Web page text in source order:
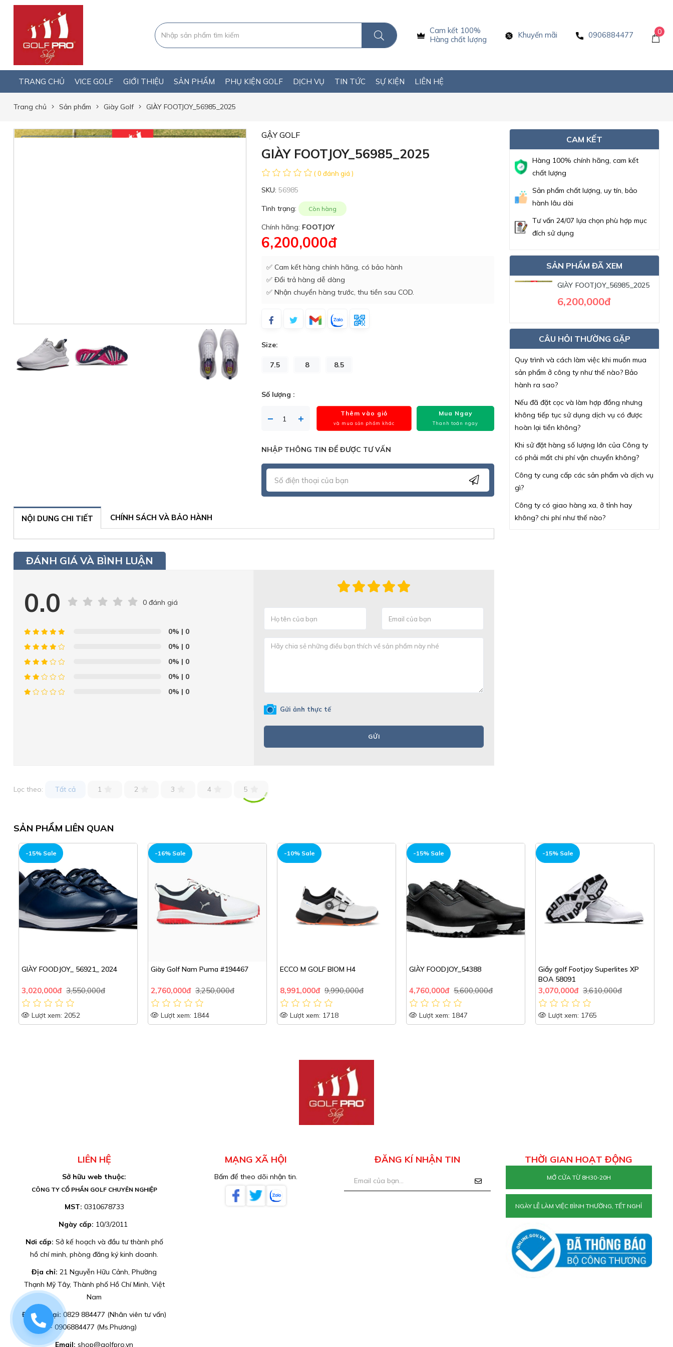
Cam kết 100%
Hàng chất lượng
Khuyến mãi 0906884477 0
TRANG CHỦ VICE GOLF GIỚI THIỆU SẢN PHẨM PHỤ KIỆN GOLF DỊCH VỤ TIN TỨC SỰ KIỆN LIÊN HỆ
Trang chủ Sản phẩm Giày Golf GIÀY FOOTJOY_56985_2025
GẬY GOLF
GIÀY FOOTJOY_56985_2025
( 0 đánh giá )
SKU: 56985
Tình trạng: Còn hàng
Chính hãng: FOOTJOY
6,200,000đ
✅ Cam kết hàng chính hãng, có bảo hành
✅ Đổi trả hàng dễ dàng
✅ Nhận chuyển hàng trước, thu tiền sau COD.
Size:
7.5 8 8.5
Số lượng :
Thêm vào giỏ
và mua sản phẩm khác
Mua Ngay
Thanh toán ngay
NHẬP THÔNG TIN ĐỂ ĐƯỢC TƯ VẤN
NỘI DUNG CHI TIẾT CHÍNH SÁCH VÀ BẢO HÀNH
ĐÁNH GIÁ VÀ BÌNH LUẬN
0.0 0 đánh giá
0% | 0
0% | 0
0% | 0
0% | 0
0% | 0
Gửi ảnh thực tế
GỬI
Lọc theo: Tất cả 1 2 3 4 5
CAM KẾT
Hàng 100% chính hãng, cam kết
chất lượng
Sản phẩm chất lượng, uy tín, bảo
hành lâu dài
Tư vấn 24/07 lựa chọn phù hợp mục
đích sử dụng
SẢN PHẨM ĐÃ XEM
GIÀY FOOTJOY_56985_2025
6,200,000đ
CÂU HỎI THƯỜNG GẶP
Quy trình và cách làm việc khi muốn mua
sản phẩm ở công ty như thế nào? Bảo
hành ra sao?
Nếu đã đặt cọc và làm hợp đồng nhưng
không tiếp tục sử dụng dịch vụ có được
hoàn lại tiền không?
Khi sử đặt hàng số lượng lớn của Công ty
có phải mất chi phí vận chuyển không?
Công ty cung cấp các sản phẩm và dịch vụ
gì?
Công ty có giao hàng xa, ở tỉnh hay
không? chi phí như thế nào?
SẢN PHẨM LIÊN QUAN
-16% Sale
Giày Golf Nam Puma #194467
2,760,000đ 3,250,000đ
Lượt xem: 1844
-10% Sale
ECCO M GOLF BIOM H4
8,991,000đ 9,990,000đ
Lượt xem: 1718
-15% Sale
GIÀY FOODJOY_54388
4,760,000đ 5,600,000đ
Lượt xem: 1847
-15% Sale
Giầy golf Footjoy Superlites XP
3,070,000đ 3,610,000đ
Lượt xem: 1765
-20% Sale
Giày Golf Footjoy Tour X BOA
4,400,000đ 5,500,000đ
Lượt xem: 1807
LIÊN HỆ
Sở hữu web thuộc:
CÔNG TY CỔ PHẦN GOLF CHUYÊN NGHIỆP
MST: 0310678733
Ngày cấp: 10/3/2011
Nơi cấp: Sở kế hoạch và đầu tư thành phố
hồ chí minh, phòng đăng ký kinh doanh.
Địa chỉ:21 Nguyễn Hữu Cảnh, Phường
Thạnh Mỹ Tây, Thành phố Hồ Chí Minh, Việt
Nam
Điện thoại:0829 884477 (Nhân viên tư vấn)
- 0906884477 (Ms.Phương)
Email:shop@golfpro.vn
MẠNG XÃ HỘI
Bấm để theo dõi nhận tin.
ĐĂNG KÍ NHẬN TIN THỜI GIAN HOẠT ĐỘNG
MỞ CỬA TỪ 8H30-20H
NGÀY LỄ LÀM VIỆC BÌNH THƯỜNG, TẾT NGHỈ
0829884477